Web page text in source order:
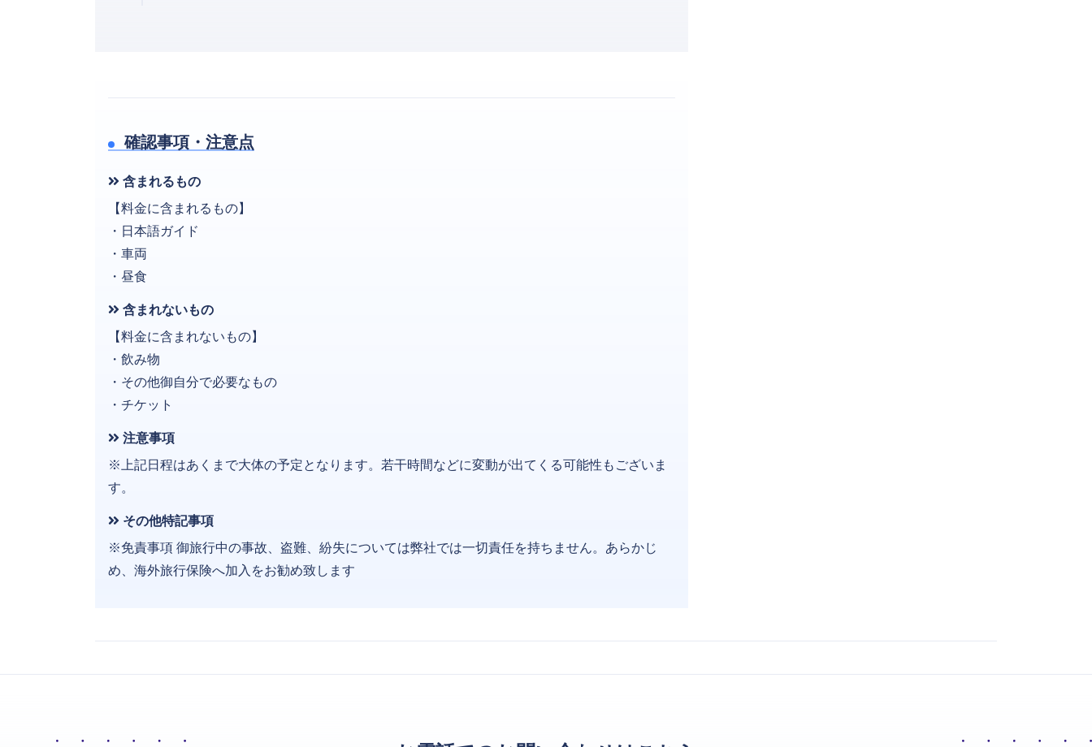
確認事項・注意点
含まれるもの
【料金に含まれるもの】
・日本語ガイド
・車両
・昼食
含まれないもの
【料金に含まれないもの】
・飲み物
・その他御自分で必要なもの
・チケット
注意事項
※上記日程はあくまで大体の予定となります。若干時間などに変動が出てくる可能性もございま
す。
その他特記事項
※免責事項 御旅行中の事故、盗難、紛失については弊社では一切責任を持ちません。あらかじ
め、海外旅行保険へ加入をお勧め致します